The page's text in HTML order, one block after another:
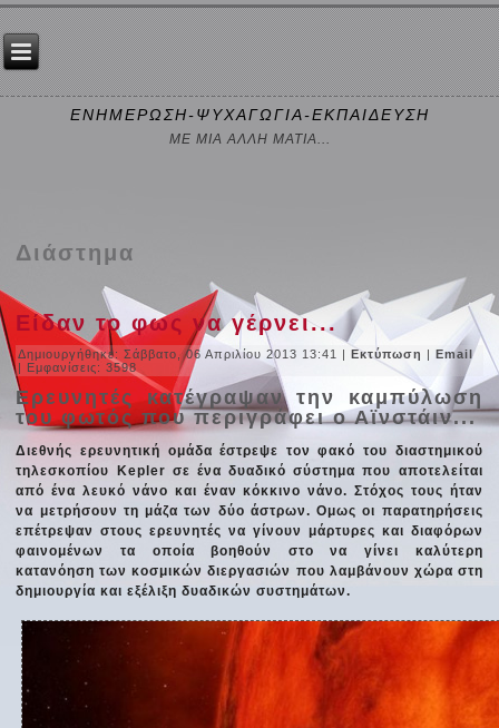
ΕΝΗΜΕΡΩΣΗ-ΨΥΧΑΓΩΓΙΑ-ΕΚΠΑΙΔΕΥΣΗ
ΜΕ ΜΙΑ ΑΛΛΗ ΜΑΤΙΑ...
Διάστημα
Είδαν το φως να γέρνει...
Δημιουργήθηκε: Σάββατο, 06 Απριλίου 2013 13:41 |Εκτύπωση |Email
| Εμφανίσεις: 3598
Ερευνητές κατέγραψαν την καμπύλωση
του φωτός που περιγράφει ο Αϊνστάιν...
Διεθνής ερευνητική ομάδα έστρεψε τον φακό του διαστημικού
τηλεσκοπίου Kepler σε ένα δυαδικό σύστημα που αποτελείται
από ένα λευκό νάνο και έναν κόκκινο νάνο. Στόχος τους ήταν
να μετρήσουν τη μάζα των δύο άστρων. Ομως οι παρατηρήσεις
επέτρεψαν στους ερευνητές να γίνουν μάρτυρες και διαφόρων
φαινομένων τα οποία βοηθούν στο να γίνει καλύτερη
κατανόηση των κοσμικών διεργασιών που λαμβάνουν χώρα στη
δημιουργία και εξέλιξη δυαδικών συστημάτων.